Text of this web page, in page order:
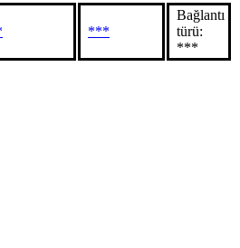
***
Bağlantı
türü:
***